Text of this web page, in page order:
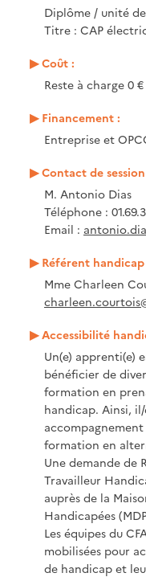
Diplôme / unité
Titre : CAP
Coût :
Reste à charge 0 €
Financement :
Entreprise et
Contact de
M. Antonio Dias
Téléphone :
Email :
Référent handicap
Mme Charleen
Accessibilité
Un(e) apprenti(e)
bénéficier de
formation en
handicap. Ainsi,
formation en
Une demande de
Travailleur
auprès de la
Handicapées
Les équipes du
mobilisées pour
de handicap et